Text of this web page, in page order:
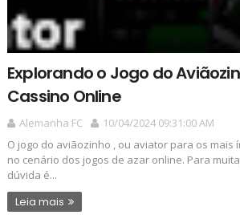
Explorando o Jogo do
Cassino Online
Alemanha FC
10/04/2024 09:31:00 AM
O jogo do aviãozinho , ou aviator para os mais
no cenário dos jogos de azar online. Para
dúvida é...
Leia mais